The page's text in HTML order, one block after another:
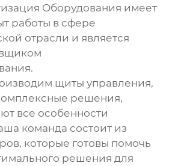
Оборудования имеет
работы в сфере
отрасли и является
.
щиты управления,
решения,
все особенности
команда состоит из
которые готовы помочь
решения для